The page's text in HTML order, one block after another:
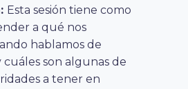
Esta sesión tiene como
a qué nos
hablamos de
cuáles son algunas de
a tener en